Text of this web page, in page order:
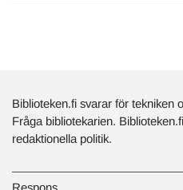
Biblioteken.fi svarar för tekniken
Fråga bibliotekarien.
redaktionella politik.
Respons